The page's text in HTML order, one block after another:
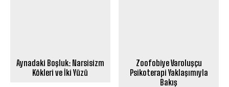
Aynadaki Boşluk: Narsisizm
Kökleri ve İki Yüzü
Zoofobiye Varoluşçu
Psikoterapi Yaklaşımıyla
Bakış